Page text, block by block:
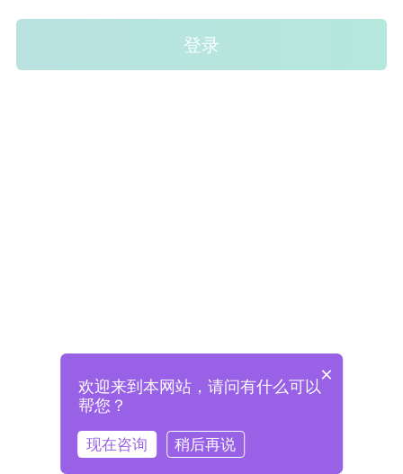
登录
登录即表示已阅读并同意《格兰德官网用户协议》
×
欢迎来到本网站，请问有什么可以
帮您？
现在咨询 稍后再说